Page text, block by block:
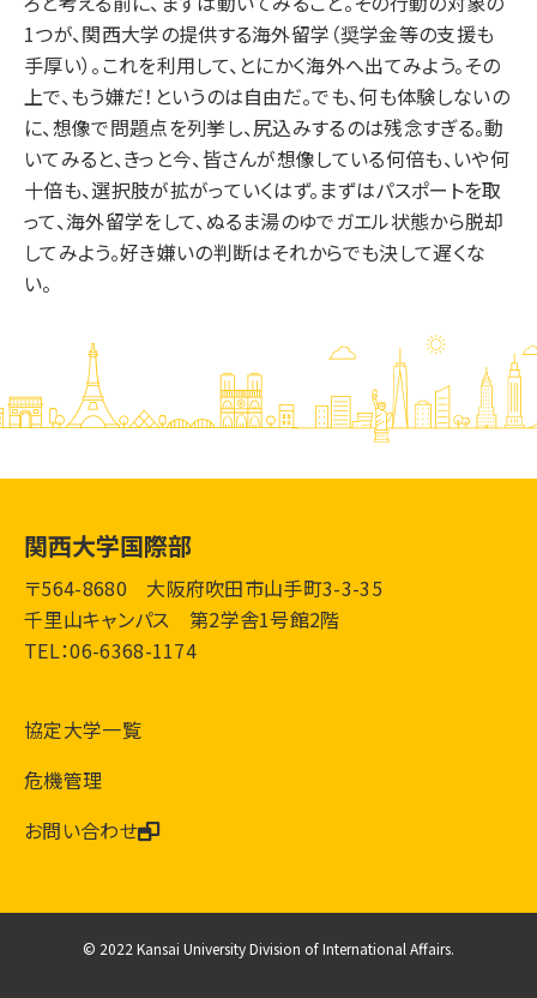
1つが、関西大学の提供する海外留学（奨学金等の支援も
手厚い）。これを利用して、とにかく海外へ出てみよう。その
上で、もう嫌だ！というのは自由だ。でも、何も体験しないの
に、想像で問題点を列挙し、尻込みするのは残念すぎる。動
いてみると、きっと今、皆さんが想像している何倍も、いや何
十倍も、選択肢が拡がっていくはず。まずはパスポートを取
って、海外留学をして、ぬるま湯のゆでガエル状態から脱却
してみよう。好き嫌いの判断はそれからでも決して遅くな
い。
関西大学国際部
〒564-8680 大阪府吹田市山手町3-3-35
千里山キャンパス 第2学舎1号館2階
TEL：06-6368-1174
協定大学一覧
危機管理
お問い合わせ
© 2022 Kansai University Division of International Affairs.